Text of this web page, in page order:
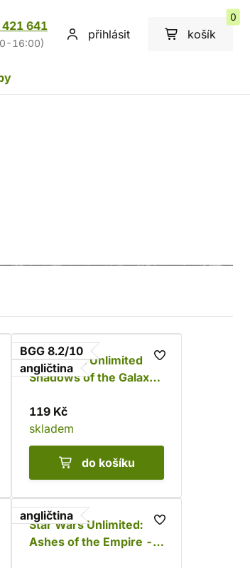
641
16:00)
přihlásit košík
0
BGG 8.2/10
angličtina
Star Wars: Unlimited -
Shadows of the Galaxy:
119 Kč
skladem
do košíku
angličtina
Star Wars Unlimited:
Ashes of the Empire -